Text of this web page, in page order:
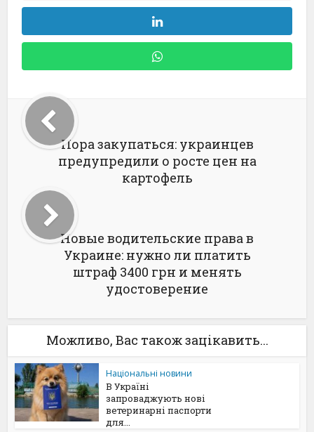
Пора закупаться: украинцев
предупредили о росте цен на
картофель
Новые водительские права в
Украине: нужно ли платить
штраф 3400 грн и менять
удостоверение
Можливо, Вас також зацікавить...
Національні новини
В Україні
запроваджують нові
ветеринарні паспорти
для...